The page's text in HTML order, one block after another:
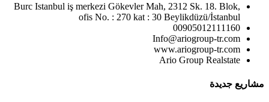
Burc Istanbul iş merkezi Gökevler Mah, 2312 Sk. 18. Blok,
ofis No. : 270 kat : 30 Beylikdüzü/İstanbul
00905012111160
Info@ariogroup-tr.com
www.ariogroup-tr.com
Ario Group Realstate
مشاريع جديدة